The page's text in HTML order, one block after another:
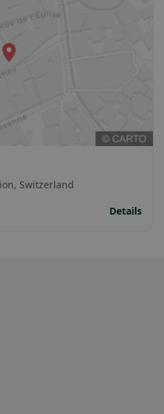
Switzerland
Details